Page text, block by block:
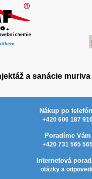
a sanácie muriva
Nákup po
+420 606 187
Poradíme Vám
+420 731 565
Internetová
otázky amurivo
mm